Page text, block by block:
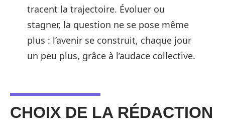
tracent la trajectoire. Évoluer ou
stagner, la question ne se pose même
plus : l’avenir se construit, chaque jour
un peu plus, grâce à l’audace collective.
CHOIX DE LA RÉDACTION